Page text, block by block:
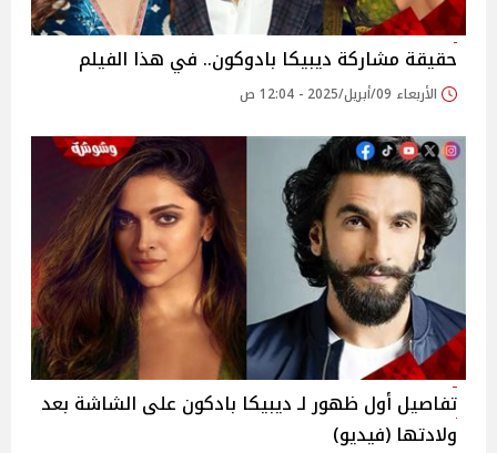
حقيقة مشاركة ديبيكا بادوكون.. في هذا الفيلم
الأربعاء 09/أبريل/2025 - 12:04 ص
تفاصيل أول ظهور لـ ديبيكا بادكون على الشاشة بعد
ولادتها (فيديو)